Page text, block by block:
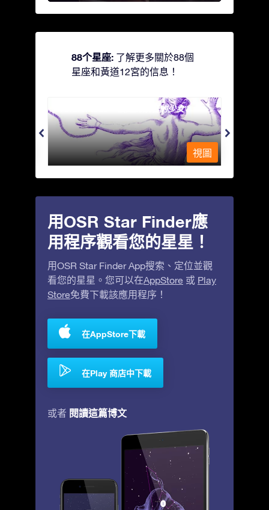
88个星座: 了解更多關於88個
星座和黃道12宮的信息！
Andromeda - 被鐵鍊鎖著的少女
視圖
用OSR Star Finder應
用程序觀看您的星星！
用OSR Star Finder App搜索、定位並觀
看您的星星。您可以在AppStore 或 Play
Store免費下載該應用程序！
在AppStore下載
在Play 商店中下載
或者 閱讀這篇博文